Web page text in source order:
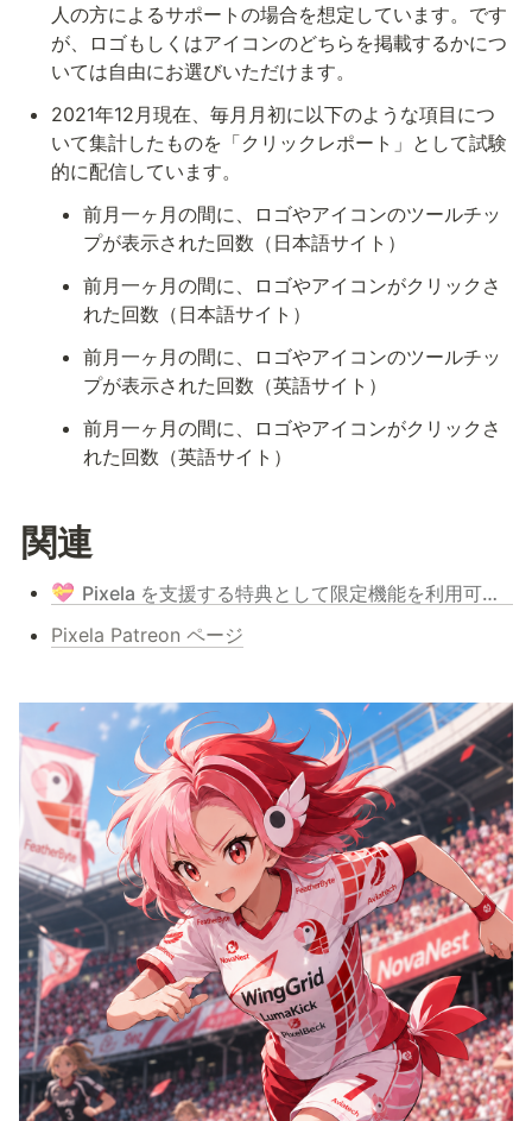
人の方によるサポートの場合を想定しています。です
が、ロゴもしくはアイコンのどちらを掲載するかにつ
いては自由にお選びいただけます。
2021年12月現在、毎月月初に以下のような項目につ
いて集計したものを「クリックレポート」として試験
的に配信しています。
前月一ヶ月の間に、ロゴやアイコンのツールチッ
プが表示された回数（日本語サイト）
前月一ヶ月の間に、ロゴやアイコンがクリックさ
れた回数（日本語サイト）
前月一ヶ月の間に、ロゴやアイコンのツールチッ
プが表示された回数（英語サイト）
前月一ヶ月の間に、ロゴやアイコンがクリックさ
れた回数（英語サイト）
関連
💝
Pixela を支援する特典として限定機能を利用可能にする - Pixela サポータープログラム
Pixela Patreon ページ